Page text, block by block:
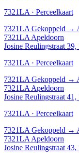
7321LA · Perceelkaart
7321LA Gekoppeld →
7321LA Apeldoorn
Josine Reulingstraat
7321LA · Perceelkaart
7321LA Gekoppeld →
7321LA Apeldoorn
Josine Reulingstraat
7321LA · Perceelkaart
7321LA Gekoppeld →
7321LA Apeldoorn
Josine Reulingstraat